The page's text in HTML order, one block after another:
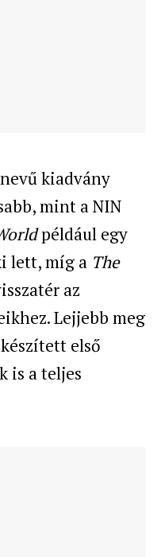
nevű kiadvány
mint a NIN
például egy
lett, míg a The
az
Lejjebb meg
első
is a teljes